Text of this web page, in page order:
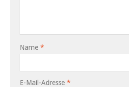
Name *
E-Mail-Adresse *